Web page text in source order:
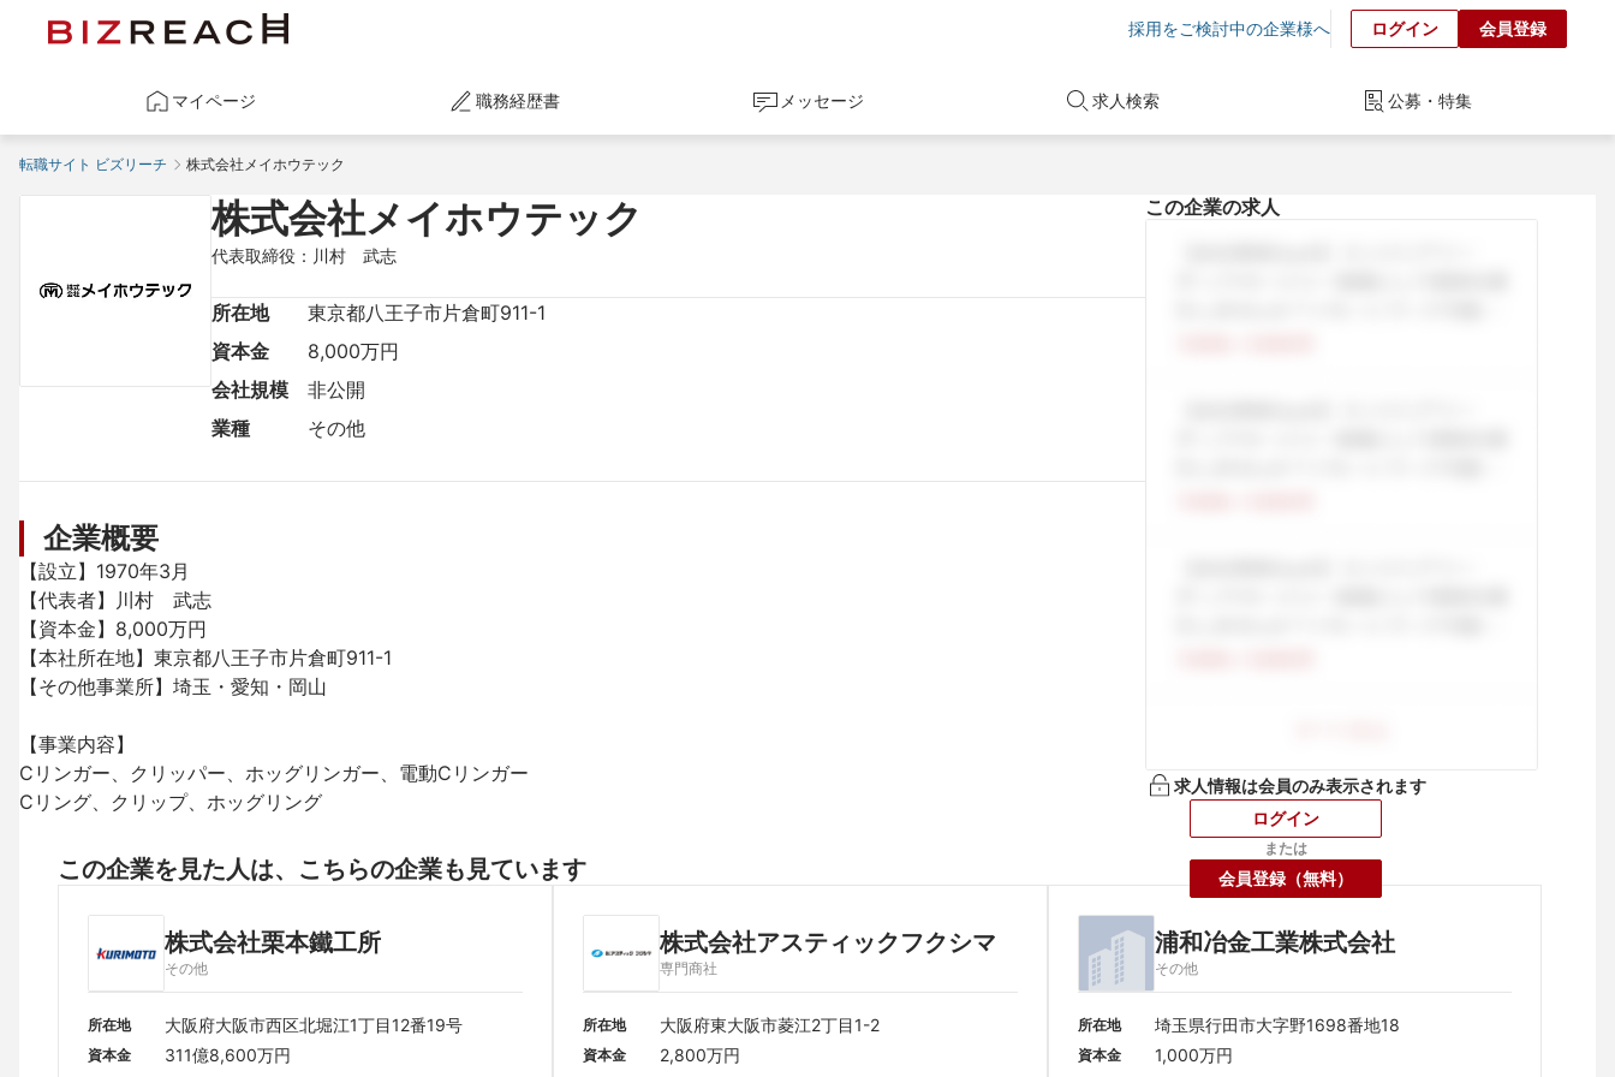
採用をご検討中の企業様へ ログイン 会員登録
マイページ 職務経歴書 メッセージ 求人検索 公募・特集
転職サイト ビズリーチ 株式会社メイホウテック
株式会社メイホウテック
代表取締役：川村　武志
所在地
東京都八王子市片倉町911-1
資本金
8,000万円
会社規模
非公開
業種
その他
企業概要
【設立】1970年3月
【代表者】川村　武志
【資本金】8,000万円
【本社所在地】東京都八王子市片倉町911-1
【その他事業所】埼玉・愛知・岡山
【事業内容】
Cリンガー、クリッパー、ホッグリンガー、電動Cリンガー
Cリング、クリップ、ホッグリング
この企業の求人
求人情報は会員のみ表示されます
ログイン
または
会員登録（無料）
この企業を見た人は、こちらの企業も見ています
株式会社栗本鐵工所
その他
所在地 大阪府大阪市西区北堀江1丁目12番19号
資本金 311億8,600万円
株式会社アスティックフクシマ
専門商社
所在地 大阪府東大阪市菱江2丁目1-2
資本金 2,800万円
浦和冶金工業株式会社
その他
所在地 埼玉県行田市大字野1698番地18
資本金 1,000万円